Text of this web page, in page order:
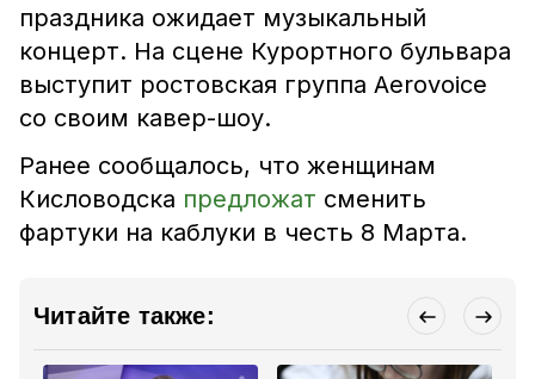
праздника ожидает музыкальный
концерт. На сцене Курортного бульвара
выступит ростовская группа Aerovoice
со своим кавер-шоу.
Ранее сообщалось, что женщинам
Кисловодска предложат сменить
фартуки на каблуки в честь 8 Марта.
Читайте также: